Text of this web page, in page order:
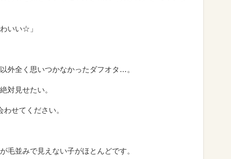
いい☆」
外全く思いつかなかったダフオタ…。
対見せたい。
せてください。
毛並みで見えない子がほとんどです。